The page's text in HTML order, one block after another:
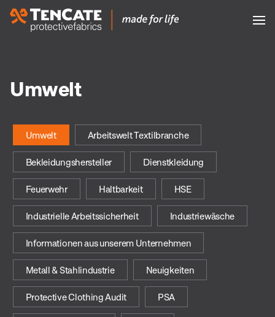
Umwelt
Umwelt Arbeitswelt Textilbranche
Bekleidungshersteller Dienstkleidung
Feuerwehr Haltbarkeit HSE
Industrielle Arbeitssicherheit Industriewäsche
Informationen aus unserem Unternehmen
Metall & Stahlindustrie Neuigkeiten
Protective Clothing Audit PSA